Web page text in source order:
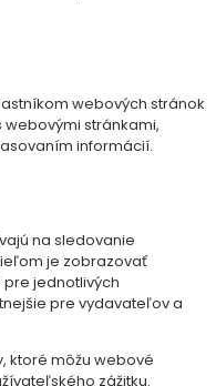
webových stránok
stránkami,
informácií.
na sledovanie
je zobrazovať
jednotlivých
pre vydavateľov a
ktoré môžu webové
zážitku.